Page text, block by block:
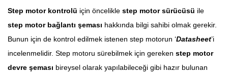
Step motor kontrolü için öncelikle step motor sürücüsü ile
step motor bağlantı şeması hakkında bilgi sahibi olmak gerekir.
Bunun için de kontrol edilmek istenen step motorun ‘Datasheet’i
incelenmelidir. Step motoru sürebilmek için gereken step motor
devre şeması bireysel olarak yapılabileceği gibi hazır bulunan